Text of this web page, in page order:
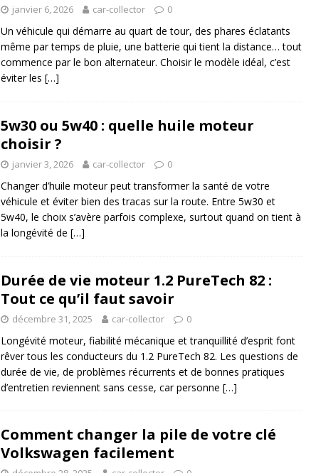
janvier 6, 2026 car-collector 0
Un véhicule qui démarre au quart de tour, des phares éclatants
même par temps de pluie, une batterie qui tient la distance… tout
commence par le bon alternateur. Choisir le modèle idéal, c’est
éviter les […]
5w30 ou 5w40 : quelle huile moteur
choisir ?
janvier 3, 2026 car-collector 0
Changer d’huile moteur peut transformer la santé de votre
véhicule et éviter bien des tracas sur la route. Entre 5w30 et
5w40, le choix s’avère parfois complexe, surtout quand on tient à
la longévité de […]
Durée de vie moteur 1.2 PureTech 82 :
Tout ce qu’il faut savoir
décembre 31, 2025 car-collector 0
Longévité moteur, fiabilité mécanique et tranquillité d’esprit font
rêver tous les conducteurs du 1.2 PureTech 82. Les questions de
durée de vie, de problèmes récurrents et de bonnes pratiques
d’entretien reviennent sans cesse, car personne […]
Comment changer la pile de votre clé
Volkswagen facilement